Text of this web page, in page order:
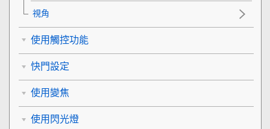
視角
使用觸控功能
快門設定
使用變焦
使用閃光燈